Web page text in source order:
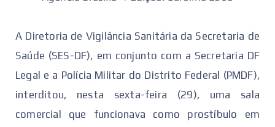
A Diretoria de Vigilância Sanitária da Secretaria de
Saúde (SES-DF), em conjunto com a Secretaria DF
Legal e a Polícia Militar do Distrito Federal (PMDF),
interditou, nesta sexta-feira (29), uma sala
comercial que funcionava como prostíbulo em